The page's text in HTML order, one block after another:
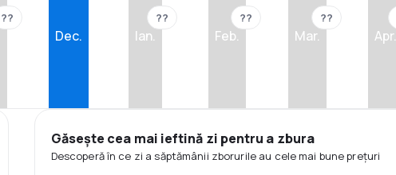
??
Dec. Ian.
??
Feb.
??
Mar.
??
Apr.
Găsește cea mai ieftină zi pentru a zbura
Descoperă în ce zi a săptămânii zborurile au cele mai bune prețuri